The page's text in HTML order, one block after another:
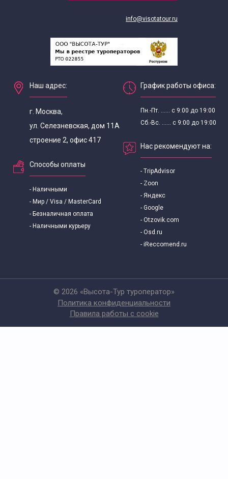
info@visotatour.ru
Наш адрес:
г. Москва,
ул. Селезневская, дом 11А
строение 2, офис 417
Способы оплаты
- Наличными
- Мир / Visa / MasterCard
- Безналичная оплата
- Наличными курьеру
График работы офиса:
Пн.-Пт. ...... с 9:00 до 19:00
Сб.-Вс. ...... с 9:00 до 19:00
Нас рекомендуют на:
- TripAdvisor
- Zoon
- Яндекс
- Google
- Otzovik.com
- Osd.ru
- iReccomend.ru
© 2026 «Высота-Тур туроператор»
Политика конфиденциальности
Правила работы с cookie